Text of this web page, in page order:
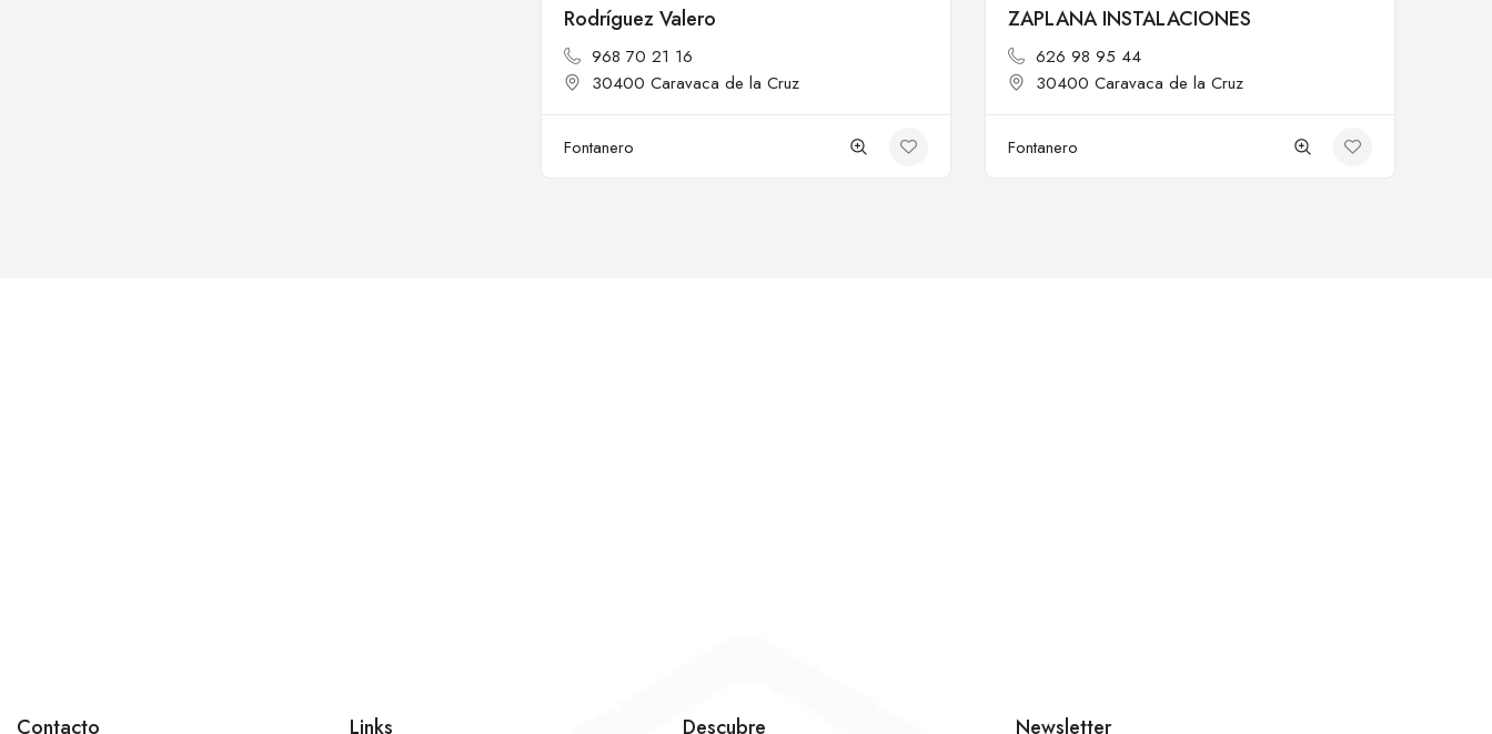
Rodríguez Valero
968 70 21 16
30400 Caravaca de la Cruz
Fontanero
ZAPLANA INSTALACIONES
626 98 95 44
30400 Caravaca de la Cruz
Fontanero
Contacto Links Descubre Newsletter